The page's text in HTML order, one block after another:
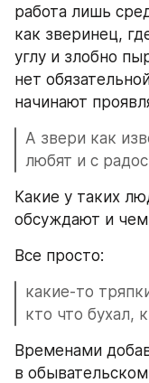
работа лишь
как зверинец,
углу и злобно
нет
начинают
А звери как
любят и с
Какие у таких
обсуждают и
Все просто:
какие-то
кто что бухал,
Временами
в